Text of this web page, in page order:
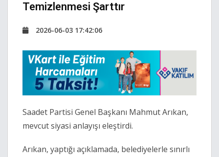
Temizlenmesi Şarttır
2026-06-03 17:42:06
Saadet Partisi Genel Başkanı Mahmut Arıkan,
mevcut siyasi anlayışı eleştirdi.
Arıkan, yaptığı açıklamada, belediyelerle sınırlı